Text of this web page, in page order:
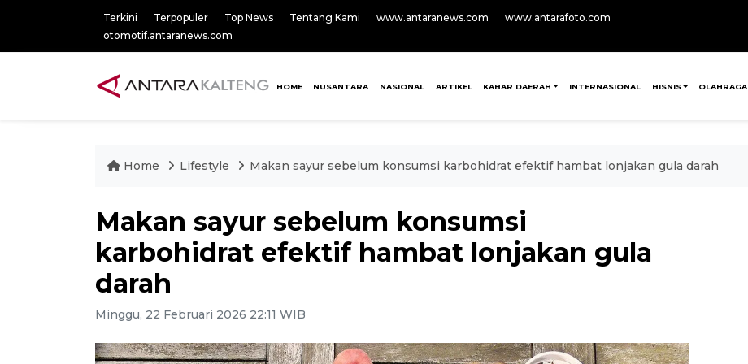
Terkini Terpopuler Top News Tentang Kami www.antaranews.com
www.antarafoto.com
otomotif.antaranews.com
HOME NUSANTARA NASIONAL ARTIKEL KABAR DAERAH INTERNASIONAL BISNIS OLAHRAGA
Home Lifestyle Makan sayur sebelum konsumsi karbohidrat efektif hambat lonjakan gula darah
Makan sayur sebelum konsumsi
karbohidrat efektif hambat lonjakan gula
darah
Minggu, 22 Februari 2026 22:11 WIB